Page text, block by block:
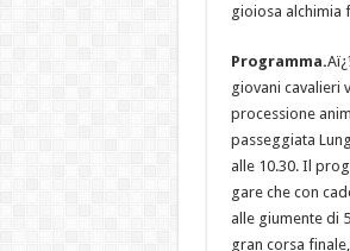
gioiosa alchimia
Programma.
giovani cavalieri
processione
passeggiata
alle 10.30. Il
gare che con
alle giumente di
gran corsa